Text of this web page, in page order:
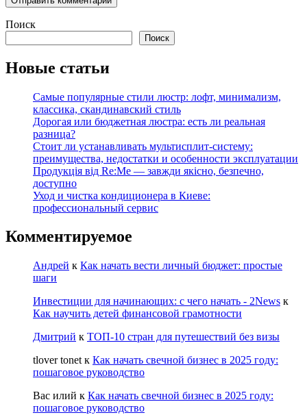
Поиск
Поиск
Новые статьи
Самые популярные стили люстр: лофт, минимализм,
классика, скандинавский стиль
Дорогая или бюджетная люстра: есть ли реальная
разница?
Стоит ли устанавливать мультисплит-систему:
преимущества, недостатки и особенности эксплуатации
Продукція від Re:Me — завжди якісно, безпечно,
доступно
Уход и чистка кондиционера в Киеве:
профессиональный сервис
Комментируемое
Андрей к Как начать вести личный бюджет: простые
шаги
Инвестиции для начинающих: с чего начать - 2News к
Как научить детей финансовой грамотности
Дмитрий к ТОП-10 стран для путешествий без визы
tlover tonet к Как начать свечной бизнес в 2025 году:
пошаговое руководство
Вас илий к Как начать свечной бизнес в 2025 году:
пошаговое руководство